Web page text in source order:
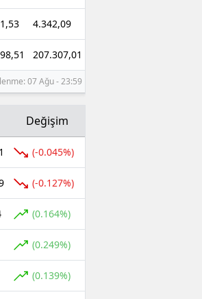
4.342,09
207.307,01
07 Ağu - 23:59
Değişim
(-0.045%)
(-0.127%)
(0.164%)
(0.249%)
(0.139%)